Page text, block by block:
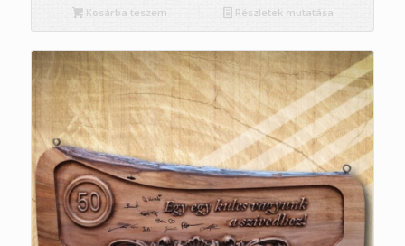
Kosárba teszem Részletek mutatása